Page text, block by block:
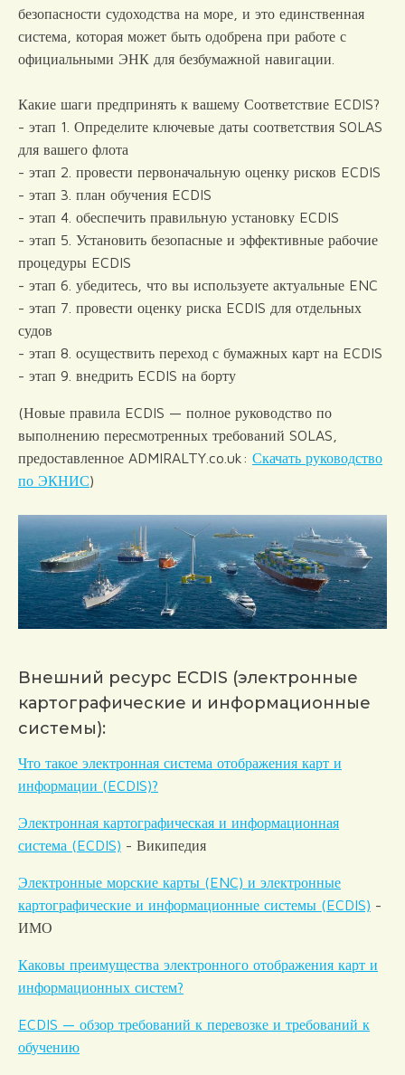
безопасности судоходства на море, и это единственная
система, которая может быть одобрена при работе с
официальными ЭНК для безбумажной навигации.
Какие шаги предпринять к вашему Соответствие ECDIS?
- этап 1. Определите ключевые даты соответствия SOLAS
для вашего флота
- этап 2. провести первоначальную оценку рисков ECDIS
- этап 3. план обучения ECDIS
- этап 4. обеспечить правильную установку ECDIS
- этап 5. Установить безопасные и эффективные рабочие
процедуры ECDIS
- этап 6. убедитесь, что вы используете актуальные ENC
- этап 7. провести оценку риска ECDIS для отдельных
судов
- этап 8. осуществить переход с бумажных карт на ECDIS
- этап 9. внедрить ECDIS на борту
(Новые правила ECDIS — полное руководство по
выполнению пересмотренных требований SOLAS,
предоставленное ADMIRALTY.co.uk: Скачать руководство
по ЭКНИС)
Внешний ресурс ECDIS (электронные
картографические и информационные
системы):
Что такое электронная система отображения карт и
информации (ECDIS)?
Электронная картографическая и информационная
система (ECDIS) - Википедия
Электронные морские карты (ENC) и электронные
картографические и информационные системы (ECDIS) -
ИМО
Каковы преимущества электронного отображения карт и
информационных систем?
ECDIS — обзор требований к перевозке и требований к
обучению